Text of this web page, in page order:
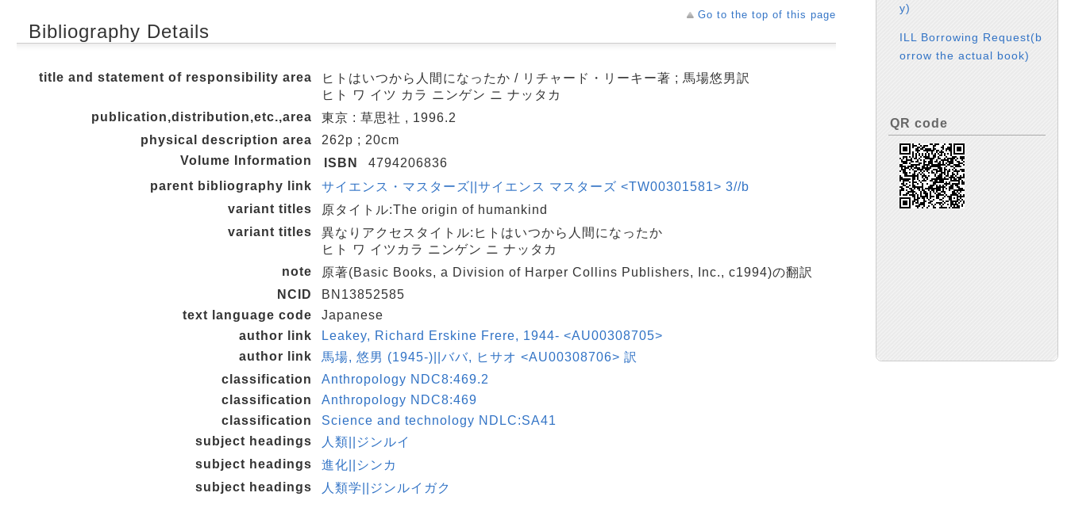
Go to the top of this page
Bibliography Details
title and statement of responsibility area
ヒトはいつから人間になったか / リチャード・リーキー著 ; 馬場悠男訳
ヒト ワ イツ カラ ニンゲン ニ ナッタカ
publication,distribution,etc.,area
東京 : 草思社 , 1996.2
physical description area
262p ; 20cm
Volume Information
ISBN
4794206836
parent bibliography link
サイエンス・マスターズ||サイエンス マスターズ <TW00301581> 3//b
variant titles
原タイトル:The origin of humankind
variant titles
異なりアクセスタイトル:ヒトはいつから人間になったか
ヒト ワ イツカラ ニンゲン ニ ナッタカ
note
原著(Basic Books, a Division of Harper Collins Publishers, Inc., c1994)の翻訳
NCID
BN13852585
text language code
Japanese
author link
Leakey, Richard Erskine Frere, 1944- <AU00308705>
author link
馬場, 悠男 (1945-)||ババ, ヒサオ <AU00308706> 訳
classification
Anthropology NDC8:469.2
classification
Anthropology NDC8:469
classification
Science and technology NDLC:SA41
subject headings
人類||ジンルイ
subject headings
進化||シンカ
subject headings
人類学||ジンルイガク
y)
ILL Borrowing Request(b
orrow the actual book)
QR code